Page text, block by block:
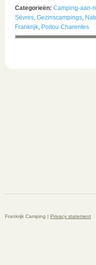
Categorieën: Camping-aan-
Sèvres, Gezinscampings,
Frankrijk, Poitou-Charentes
Frankrijk Camping | Privacy statement